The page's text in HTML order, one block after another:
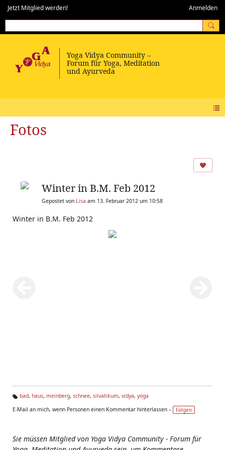
Jetzt Mitglied werden! Anmelden
Fotos
Winter in B.M. Feb 2012
Gepostet von Lisa am 13. Februar 2012 um 10:58
Winter in B.M. Feb 2012
g
bad, haus, meinberg, schnee, silvatikum, vidya, yoga
E-Mail an mich, wenn Personen einen Kommentar hinterlassen –
Folgen
Sie müssen Mitglied von Yoga Vidya Community - Forum für